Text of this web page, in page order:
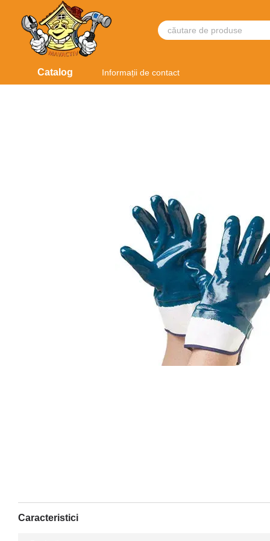
Mergi la conținutul principal
Catalog Informații de contact
Caracteristici